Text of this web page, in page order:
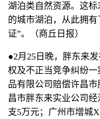
湖泊类自然资源。这
的城市湖泊，从此拥
证”。（商丘日报）
●2月25日晚，胖东来
权及不正当竞争纠纷
品有限公司赔偿许昌
昌市胖东来实业公司
支5万元；广州市增城